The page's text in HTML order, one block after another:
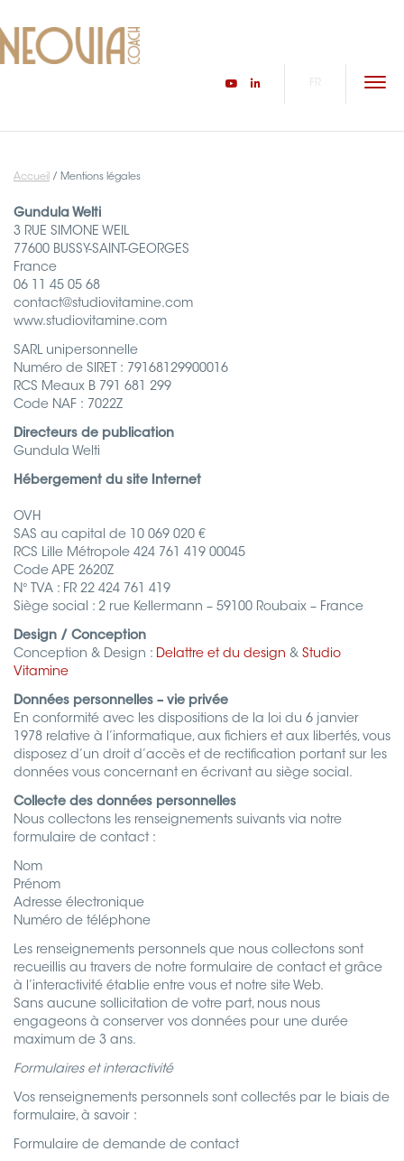
FR
VOYAGES D’INSPIRATION
MA PHILOSOPHIE
ORACLE À ÉCOUTER
Connexion/inscription
Accueil / Mentions légales
Gundula Welti
3 RUE SIMONE WEIL
77600 BUSSY-SAINT-GEORGES
France
06 11 45 05 68
contact@studiovitamine.com
www.studiovitamine.com
SARL unipersonnelle
Numéro de SIRET : 79168129900016
RCS Meaux B 791 681 299
Code NAF : 7022Z
Directeurs de publication
Gundula Welti
Hébergement du site Internet
OVH
SAS au capital de 10 069 020 €
RCS Lille Métropole 424 761 419 00045
Code APE 2620Z
N° TVA : FR 22 424 761 419
Siège social : 2 rue Kellermann – 59100 Roubaix – France
Design / Conception
Conception & Design : Delattre et du design & Studio
Vitamine
Données personnelles – vie privée
En conformité avec les dispositions de la loi du 6 janvier
1978 relative à l’informatique, aux fichiers et aux libertés, vous
disposez d’un droit d’accès et de rectification portant sur les
données vous concernant en écrivant au siège social.
Collecte des données personnelles
Nous collectons les renseignements suivants via notre
formulaire de contact :
Nom
Prénom
Adresse électronique
Numéro de téléphone
Les renseignements personnels que nous collectons sont
recueillis au travers de notre formulaire de contact et grâce
à l’interactivité établie entre vous et notre site Web.
Sans aucune sollicitation de votre part, nous nous
engageons à conserver vos données pour une durée
maximum de 3 ans.
Formulaires et interactivité
Vos renseignements personnels sont collectés par le biais de
formulaire, à savoir :
Formulaire de demande de contact